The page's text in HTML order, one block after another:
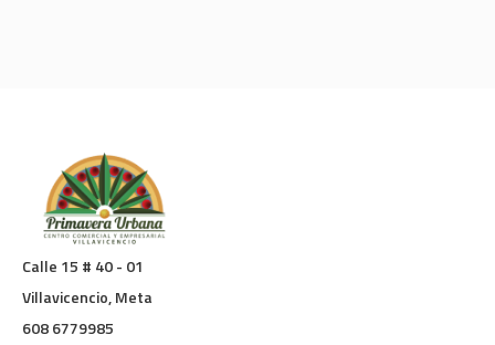
Calle 15 # 40 - 01
Villavicencio, Meta
608 6779985